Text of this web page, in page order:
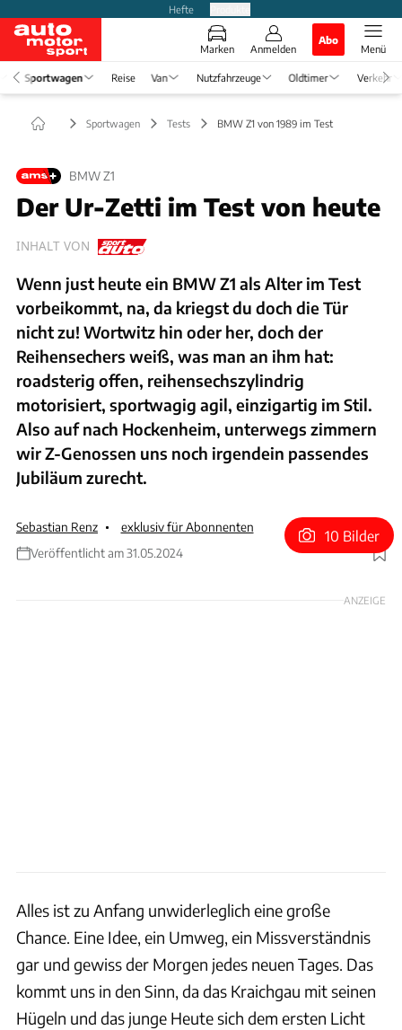
Hefte
Marken Anmelden
Abo
Menü
Sportwagen Reise Van Nutzfahrzeuge Oldtimer Verkehr
Sportwagen Tests BMW Z1 von 1989 im Test
BMW Z1
Der Ur-Zetti im Test von heute
INHALT VON
Wenn just heute ein BMW Z1 als Alter im Test
vorbeikommt, na, da kriegst du doch die Tür
nicht zu! Wortwitz hin oder her, doch der
Reihensechers weiß, was man an ihm hat:
roadsterig offen, reihensechszylindrig
motorisiert, sportwagig agil, einzigartig im Stil.
Also auf nach Hockenheim, unterwegs zimmern
wir Z-Genossen uns noch irgendein passendes
Jubiläum zurecht.
Sebastian Renz
exklusiv für Abonnenten
Veröffentlicht am 31.05.2024
Foto: Hans-Dieter Seufert
10 Bilder
ANZEIGE
Alles ist zu Anfang unwiderleglich eine große
Chance. Eine Idee, ein Umweg, ein Missverständnis
gar und gewiss der Morgen jedes neuen Tages. Das
kommt uns in den Sinn, da das Kraichgau mit seinen
Hügeln und das junge Heute sich dem ersten Licht